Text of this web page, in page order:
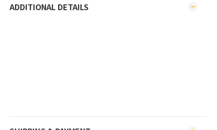
ADDITIONAL DETAILS